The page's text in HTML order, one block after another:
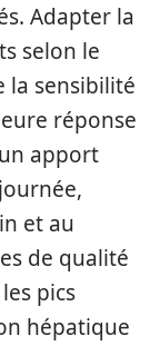
Adapter la
selon le
la sensibilité
réponse
apport
et au
de qualité
pics
hépatique